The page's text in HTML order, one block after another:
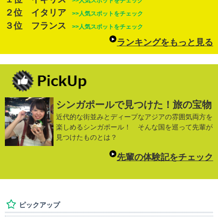
２位 イタリア >>人気スポットをチェック
３位 フランス >>人気スポットをチェック
ランキングをもっと見る
シンガポールで見つけた！旅の宝物
近代的な街並みとディープなアジアの雰囲気両方を
楽しめるシンガポール！ そんな国を巡って先輩が
見つけたものとは？
先輩の体験記をチェック
ピックアップ